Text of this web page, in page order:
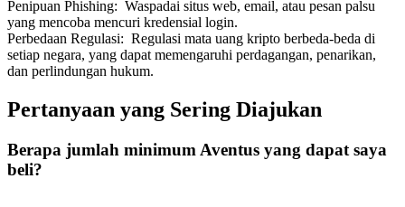
Referensi
Penipuan Phishing: Waspadai situs web, email, atau pesan palsu
yang mencoba mencuri kredensial login.
Perbedaan Regulasi: Regulasi mata uang kripto berbeda-beda di
setiap negara, yang dapat memengaruhi perdagangan, penarikan,
dan perlindungan hukum.
Pertanyaan yang Sering Diajukan
Berapa jumlah minimum Aventus yang dapat saya
beli?